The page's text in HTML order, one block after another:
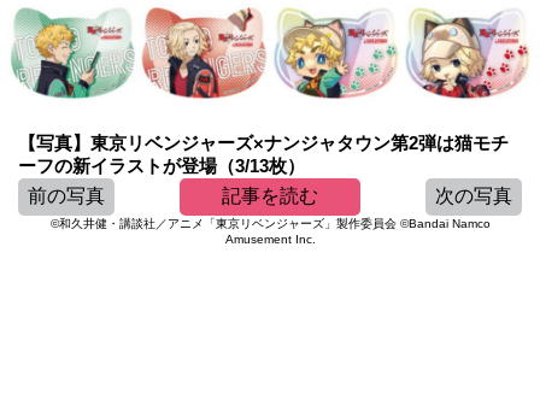
【写真】東京リベンジャーズ×ナンジャタウン第2弾は猫モチ
ーフの新イラストが登場（3/13枚）
前の写真
記事を読む 次の写真
©和久井健・講談社／アニメ「東京リベンジャーズ」製作委員会 ©Bandai Namco
Amusement Inc.